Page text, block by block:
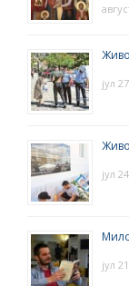
јул
јул
јул